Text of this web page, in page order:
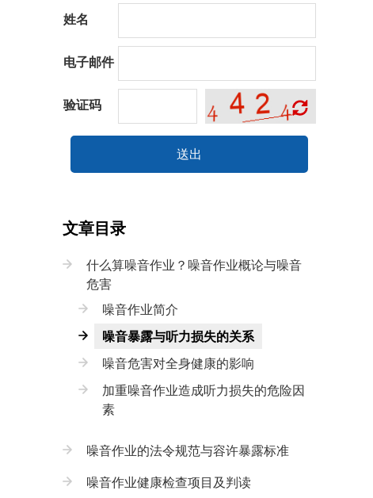
姓名
电子邮件
验证码
送出
文章目录
什么算噪音作业？噪音作业概论与噪音
危害
噪音作业简介
噪音暴露与听力损失的关系
噪音危害对全身健康的影响
加重噪音作业造成听力损失的危险因
素
噪音作业的法令规范与容许暴露标准
噪音作业健康检查项目及判读